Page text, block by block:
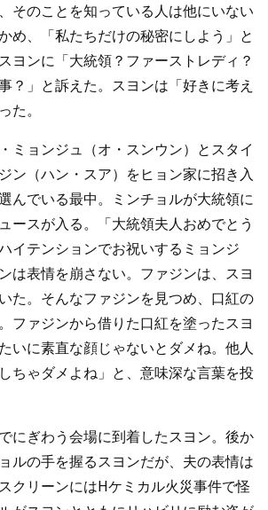
そのことを知っている人は他にいない
め、「私たちだけの秘密にしよう」と
ヨンに「大統領？ファーストレディ？
？」と訴えた。スヨンは「好きに考え
た。
ミョンジュ（オ・スンウン）とスタイ
ン（ハン・スア）をヒョン家に招き入
んでいる最中。ミンチョルが大統領に
ースが入る。「大統領夫人おめでとう
イテンションでお祝いするミョンジ
は表情を崩さない。ファジンは、スヨ
た。そんなファジンを見つめ、口紅の
ファジンから借りた口紅を塗ったスヨ
いに素直な顔じゃないとダメね。他人
ちゃダメよね」と、意味深な言葉を投
にぎわう会場に到着したスヨン。後か
ルの手を握るスヨンだが、夫の表情は
クリーンにはHケミカル火災事件で怪